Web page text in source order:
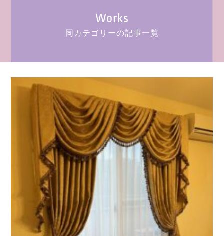
Works
同カテゴリーの記事一覧